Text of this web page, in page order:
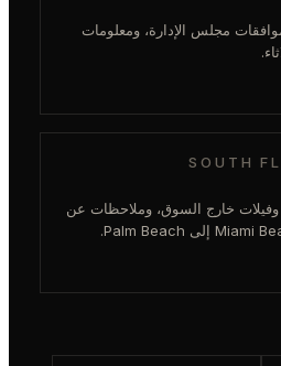
مجلس الإدارة، ومعلومات
وفيلات خارج السوق، وملاحظات عن